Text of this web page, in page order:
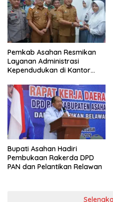
Pemkab Asahan Resmikan
Layanan Administrasi
Kependudukan di Kantor
Bupati Asahan Hadiri
Pembukaan Rakerda DPD
PAN dan Pelantikan Relawan